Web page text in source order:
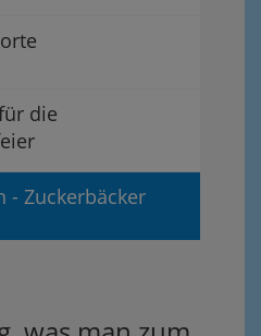
die
- Zuckerbäcker